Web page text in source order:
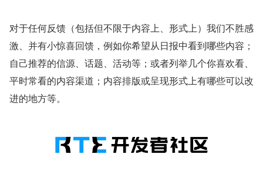
对于任何反馈（包括但不限于内容上、形式上）我们不胜感
激、并有小惊喜回馈，例如你希望从日报中看到哪些内容；
自己推荐的信源、话题、活动等；或者列举几个你喜欢看、
平时常看的内容渠道；内容排版或呈现形式上有哪些可以改
进的地方等。